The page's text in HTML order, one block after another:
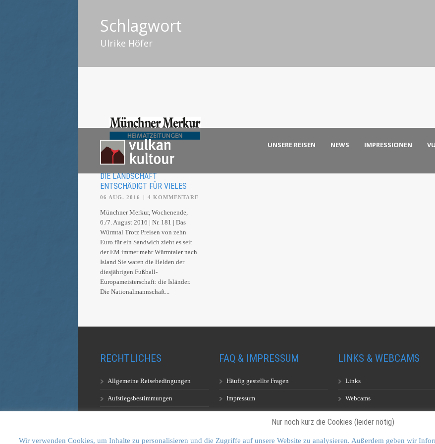
UNSERE REISEN NEWS IMPRESSIONEN
Schlagwort
Ulrike Höfer
DIE LANDSCHAFT
ENTSCHÄDIGT FÜR VIELES
06 AUG. 2016 | 4 KOMMENTARE
Münchner Merkur, Wochenende,
6./7. August 2016 | Nr. 181 | Das
Würmtal Trotz Preisen von zehn
Euro für ein Sandwich zieht es seit
der EM immer mehr Würmtaler nach
Island Sie waren die Helden der
diesjährigen Fußball-
Europameisterschaft: die Isländer.
Die Nationalmannschaft...
RECHTLICHES
Allgemeine Reisebedingungen
Aufstiegsbestimmungen
FAQ & IMPRESSUM
Häufig gestellte Fragen
Impressum
LINKS & WEBCAMS
Links
Webcams
Nur noch kurz die Cookies (leider nötig)
Wir verwenden Cookies, um Inhalte zu personalisieren und die Zugriffe auf unsere Website zu analysieren. Außerdem geben wir